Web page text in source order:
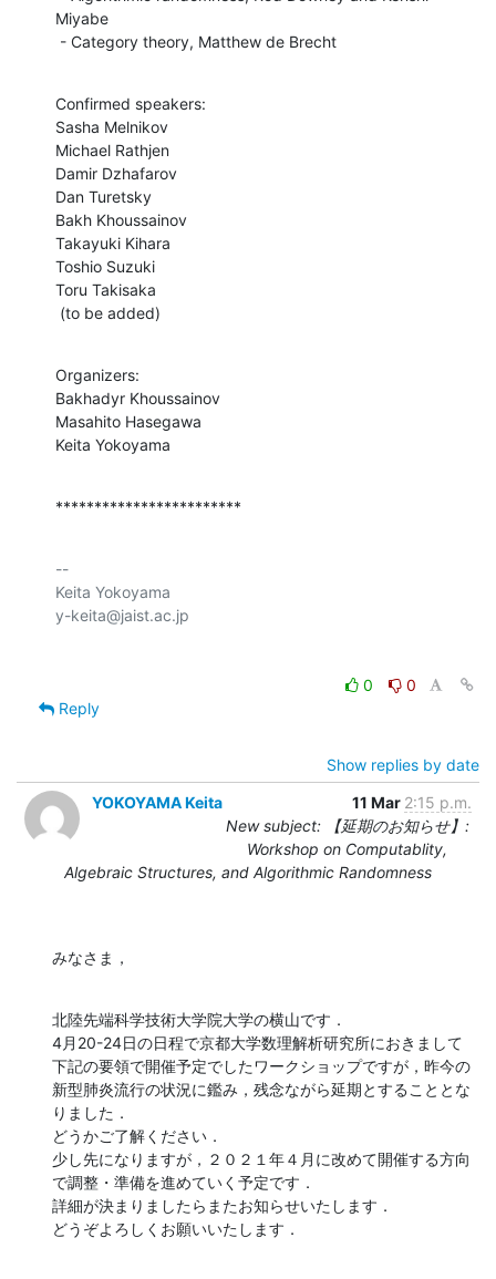
Miyabe
- Category theory, Matthew de Brecht
Confirmed speakers:
Sasha Melnikov
Michael Rathjen
Damir Dzhafarov
Dan Turetsky
Bakh Khoussainov
Takayuki Kihara
Toshio Suzuki
Toru Takisaka
(to be added)
Organizers:
Bakhadyr Khoussainov
Masahito Hasegawa
Keita Yokoyama
************************
--
Keita Yokoyama
0
0
Reply
Show replies by date
YOKOYAMA Keita
11 Mar 2:15 p.m.
New subject: 【延期のお知らせ】:
Workshop on Computablity,
Algebraic Structures, and Algorithmic Randomness
みなさま，
北陸先端科学技術大学院大学の横山です．
4月20-24日の日程で京都大学数理解析研究所におきまして
下記の要領で開催予定でしたワークショップですが，昨今の
新型肺炎流行の状況に鑑み，残念ながら延期とすることとな
りました．
どうかご了解ください．
少し先になりますが，２０２１年４月に改めて開催する方向
で調整・準備を進めていく予定です．
詳細が決まりましたらまたお知らせいたします．
どうぞよろしくお願いいたします．